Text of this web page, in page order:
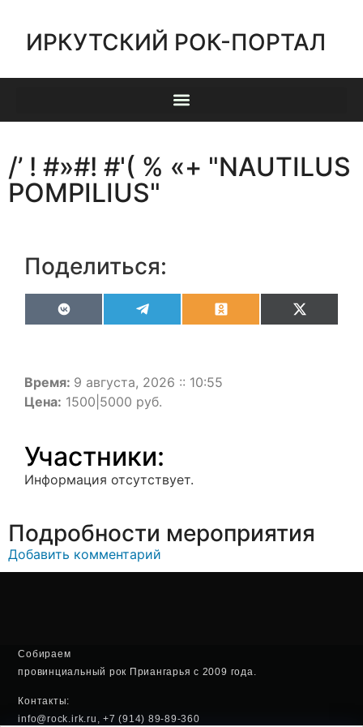
ИРКУТСКИЙ РОК-ПОРТАЛ
/’ ! #»#! #'( % «+ "NAUTILUS
POMPILIUS"
Поделиться:
VK OdnoklassnikiX
(Twitter)
Время: 9 августа, 2026 :: 10:55
Цена: 1500|5000 руб.
Участники:
Информация отсутствует.
Подробности мероприятия
Добавить комментарий
Собираем
провинциальный рок Приангарья с 2009 года.
Контакты:
info@rock.irk.ru, +7 (914) 89-89-360